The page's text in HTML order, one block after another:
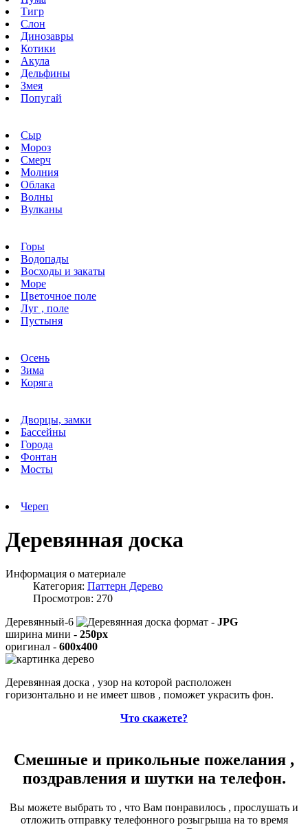
Тигр
Слон
Динозавры
Котики
Акула
Дельфины
Змея
Попугай
Сыр
Мороз
Смерч
Молния
Облака
Волны
Вулканы
Горы
Водопады
Восходы и закаты
Море
Цветочное поле
Луг , поле
Пустыня
Осень
Зима
Коряга
Дворцы, замки
Бассейны
Города
Фонтан
Мосты
Череп
Деревянная доска
Информация о материале
Категория: Паттерн Дерево
Просмотров: 270
Деревянный-6
формат - JPG
ширина мини - 250px
оригинал - 600x400
Деревянная доска , узор на которой расположен
горизонтально и не имеет швов , поможет украсить фон.
Что скажете?
Смешные и прикольные пожелания ,
поздравления и шутки на телефон.
Вы можете выбрать то , что Вам понравилось , прослушать и
отложить отправку телефонного розыгрыша на то время